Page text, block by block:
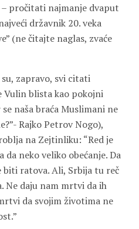
pročitati najmanje dvaput
državnik 20. veka
(ne čitajte naglas, zvaće
zapravo, svi citati
Vulin blista kao pokojni
naša braća Muslimani ne
Rajko Petrov Nogo),
na Zejtinliku: “Red je
da neko veliko obećanje. Da
biti ratova. Ali, Srbija tu reč
Ne daju nam mrtvi da ih
da svojim životima ne